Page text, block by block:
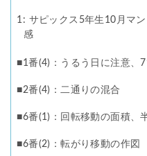
1: サピックス5年生10月マ
感
■1番(4)：うるう日に注意、
■2番(4)：二通りの混合
■6番(1)：回転移動の面積、
■6番(2)：転がり移動の作図
各No(ナンバー)についての
SAPIXマンスリー確認/復習
四谷大塚公開組分けテスト
四谷大塚志望校判定テスト